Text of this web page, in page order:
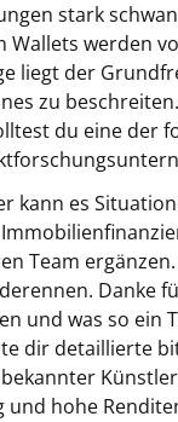
stark
Wallets werden
liegt der
zu
du eine der
kann es
Team
Danke
und was so ein
dir detaillierte
und hohe